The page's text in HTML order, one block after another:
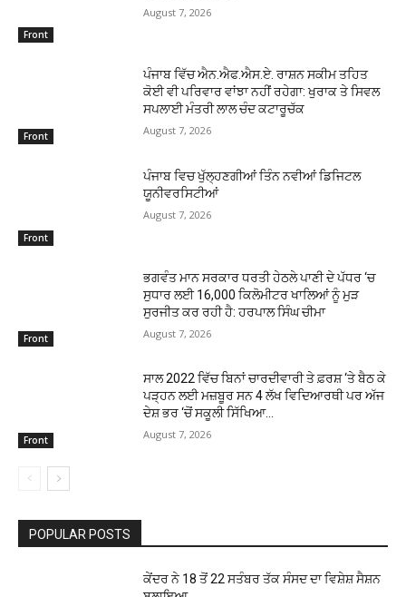
Front
August 7, 2026
Front
ਪੰਜਾਬ ਵਿੱਚ ਐਨ.ਐਫ.ਐਸ.ਏ. ਰਾਸ਼ਨ ਸਕੀਮ ਤਹਿਤ
ਕੋਈ ਵੀ ਪਰਿਵਾਰ ਵਾਂਝਾ ਨਹੀਂ ਰਹੇਗਾ: ਖੁਰਾਕ ਤੇ ਸਿਵਲ
ਸਪਲਾਈ ਮੰਤਰੀ ਲਾਲ ਚੰਦ ਕਟਾਰੂਚੱਕ
August 7, 2026
Front
ਪੰਜਾਬ ਵਿਚ ਖੁੱਲ੍ਹਣਗੀਆਂ ਤਿੰਨ ਨਵੀਆਂ ਡਿਜਿਟਲ
ਯੂਨੀਵਰਸਿਟੀਆਂ
August 7, 2026
Front
ਭਗਵੰਤ ਮਾਨ ਸਰਕਾਰ ਧਰਤੀ ਹੇਠਲੇ ਪਾਣੀ ਦੇ ਪੱਧਰ ‘ਚ
ਸੁਧਾਰ ਲਈ 16,000 ਕਿਲੋਮੀਟਰ ਖਾਲਿਆਂ ਨੂੰ ਮੁੜ
ਸੁਰਜੀਤ ਕਰ ਰਹੀ ਹੈ: ਹਰਪਾਲ ਸਿੰਘ ਚੀਮਾ
August 7, 2026
Front
ਸਾਲ 2022 ਵਿੱਚ ਬਿਨਾਂ ਚਾਰਦੀਵਾਰੀ ਤੇ ਫ਼ਰਸ਼ ‘ਤੇ ਬੈਠ ਕੇ
ਪੜ੍ਹਨ ਲਈ ਮਜ਼ਬੂਰ ਸਨ 4 ਲੱਖ ਵਿਦਿਆਰਥੀ ਪਰ ਅੱਜ
ਦੇਸ਼ ਭਰ ‘ਚੋਂ ਸਕੂਲੀ ਸਿੱਖਿਆ...
August 7, 2026
POPULAR POSTS
ਕੇਂਦਰ ਨੇ 18 ਤੋਂ 22 ਸਤੰਬਰ ਤੱਕ ਸੰਸਦ ਦਾ ਵਿਸ਼ੇਸ਼ ਸੈਸ਼ਨ